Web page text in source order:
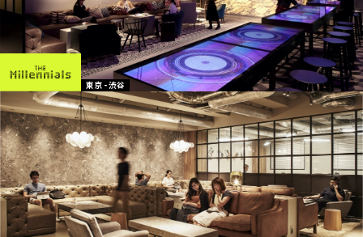
東京 - 渋谷